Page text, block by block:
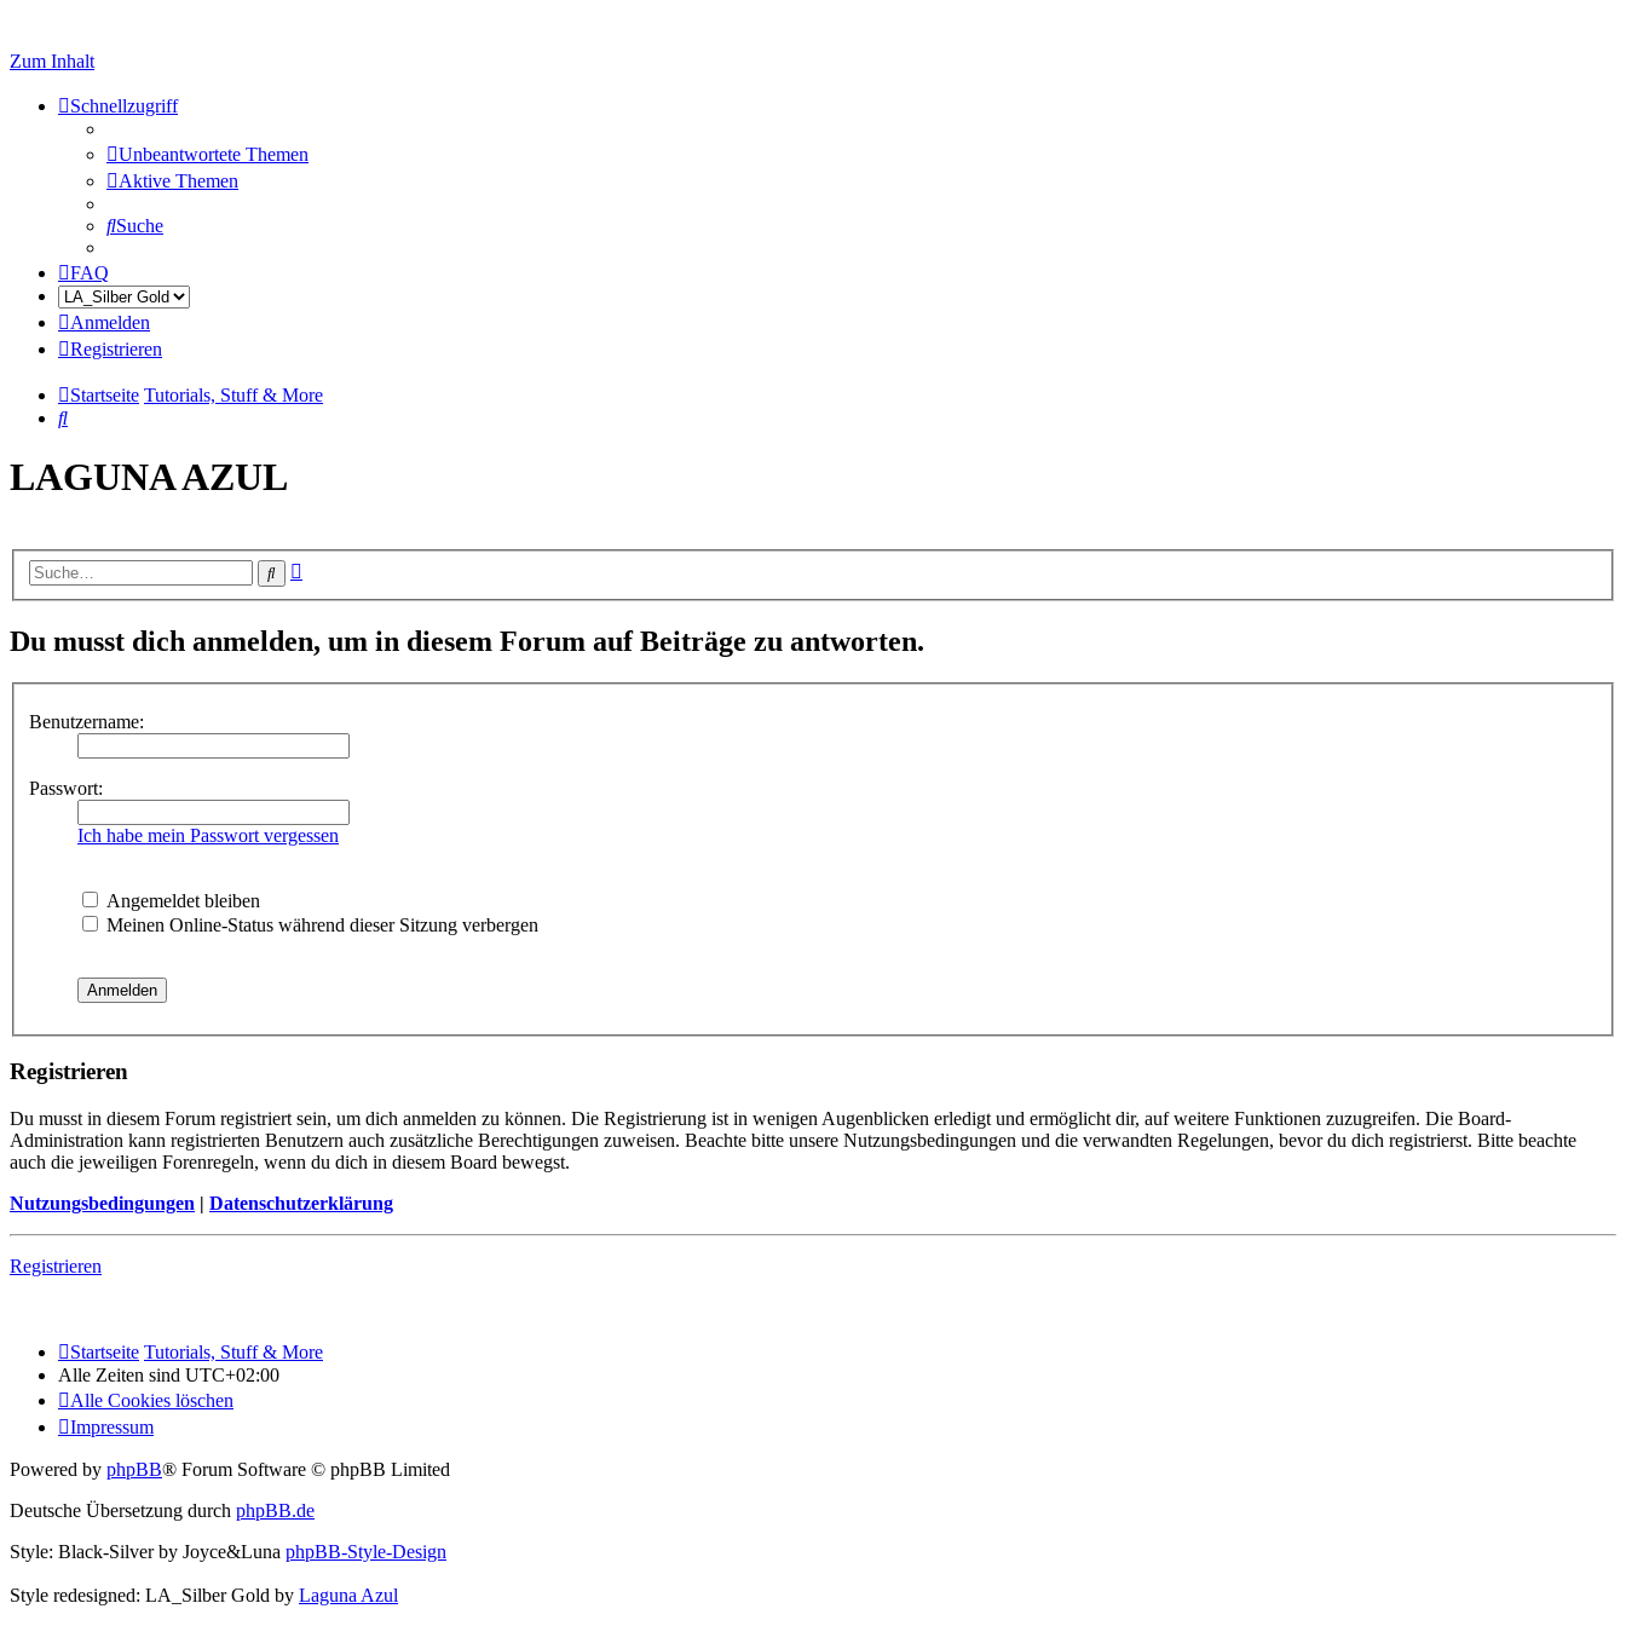
Zum Inhalt
Schnellzugriff
Unbeantwortete Themen
Aktive Themen
Suche
FAQ
Anmelden
Registrieren
Startseite Tutorials, Stuff & More
Suche
LAGUNA AZUL
Suche
Du musst dich anmelden, um in diesem Forum auf Beiträge zu antworten.
Benutzername:
Passwort:
Ich habe mein Passwort vergessen
Angemeldet bleiben
Meinen Online-Status während dieser Sitzung verbergen
Registrieren
Du musst in diesem Forum registriert sein, um dich anmelden zu können. Die Registrierung ist in wenigen Augenblicken erledigt und ermöglicht dir, auf weitere Funktionen zuzugreifen. Die Board-
Administration kann registrierten Benutzern auch zusätzliche Berechtigungen zuweisen. Beachte bitte unsere Nutzungsbedingungen und die verwandten Regelungen, bevor du dich registrierst. Bitte beachte
auch die jeweiligen Forenregeln, wenn du dich in diesem Board bewegst.
Nutzungsbedingungen | Datenschutzerklärung
Registrieren
Startseite Tutorials, Stuff & More
Alle Zeiten sind UTC+02:00
Alle Cookies löschen
Impressum
Powered by phpBB® Forum Software © phpBB Limited
Deutsche Übersetzung durch phpBB.de
Style: Black-Silver by Joyce&Luna phpBB-Style-Design
Style redesigned: LA_Silber Gold by Laguna Azul